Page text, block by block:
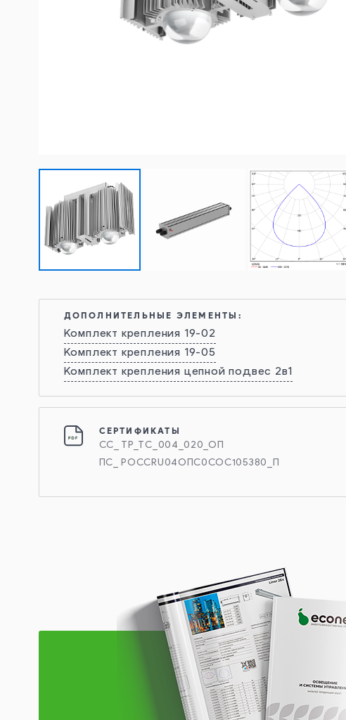
ДОПОЛНИТЕЛЬНЫЕ ЭЛЕМЕНТЫ:
Комплект крепления 19-02
Комплект крепления 19-05
Комплект крепления цепной подвес 2в1
СЕРТИФИКАТЫ
СС_ ТР_ТС_004_020_ОП
ПС_ РОССRU04ОПС0СОС105380_П